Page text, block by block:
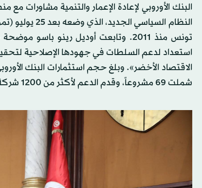
البنك الأوروبي لإعادة الإعمار والتنمية
تونس منذ 2011. وتابعت أوديل رينو
استعداد لدعم السلطات في جهودها الإصلاحية
شملت 69 مشروعاً، وقدم الدعم لأكثر من 1200 شركة صغيرة ومتوسطة.